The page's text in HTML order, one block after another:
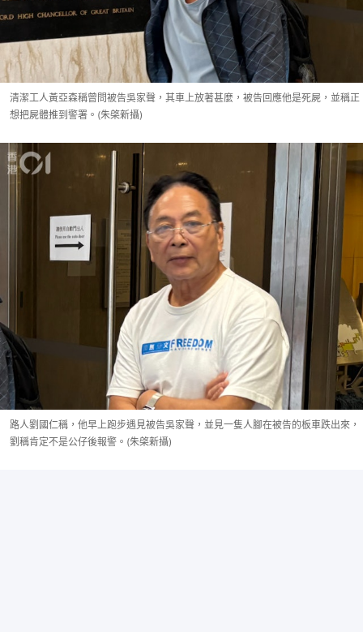
清潔工人黃亞森稱曾問被告吳家聲，其車上放著甚麼，被告回應他是死屍，並稱正
想把屍體推到警署。(朱棨新攝)
路人劉國仁稱，他早上跑步遇見被告吳家聲，並見一隻人腳在被告的板車跌出來，
劉稱肯定不是公仔後報警。(朱棨新攝)